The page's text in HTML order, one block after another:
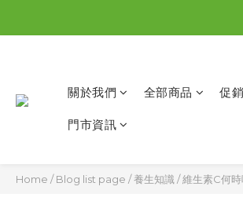
關於我們 全部商品 促
門市資訊
Home /Blog list page /養生知識 /維生素C何